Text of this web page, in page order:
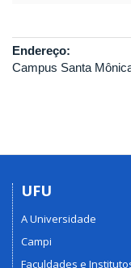
Endereço:
Campus Santa
UFU
A Universidade
Campi
Faculdades e